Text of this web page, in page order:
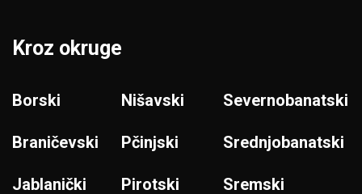
Kroz okruge
Borski
Braničevski
Jablanički
Nišavski
Pčinjski
Pirotski
Severnobanatski
Srednjobanatski
Sremski